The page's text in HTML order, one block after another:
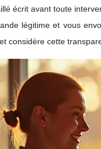
écrit avant toute
légitime et vous
considère cette